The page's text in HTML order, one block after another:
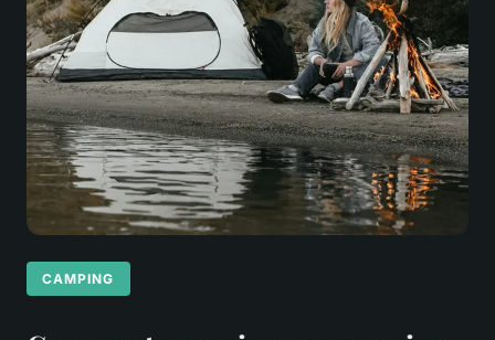
CAMPING